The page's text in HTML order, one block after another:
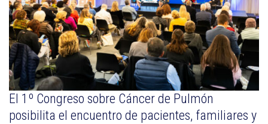
El 1º Congreso sobre Cáncer de Pulmón
posibilita el encuentro de pacientes, familiares y